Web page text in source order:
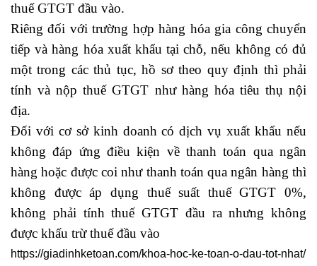
thuế GTGT đầu vào.
Riêng đối với trường hợp hàng hóa gia công chuyển
tiếp và hàng hóa xuất khẩu tại chỗ, nếu không có đủ
một trong các thủ tục, hồ sơ theo quy định thì phải
tính và nộp thuế GTGT như hàng hóa tiêu thụ nội
địa.
Đối với cơ sở kinh doanh có dịch vụ xuất khẩu nếu
không đáp ứng điều kiện về thanh toán qua ngân
hàng hoặc được coi như thanh toán qua ngân hàng thì
không được áp dụng thuế suất thuế GTGT 0%,
không phải tính thuế GTGT đầu ra nhưng không
được khấu trừ thuế đầu vào
https://giadinhketoan.com/khoa-hoc-ke-toan-o-dau-tot-nhat/